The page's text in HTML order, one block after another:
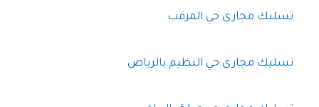
تسليك مجارى حي المرقب
تسليك مجارى حي النظيم بالرياض